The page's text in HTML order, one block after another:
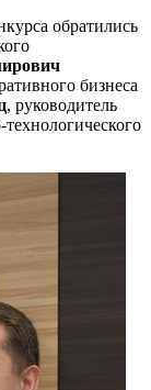
обратились
бизнеса
, руководитель